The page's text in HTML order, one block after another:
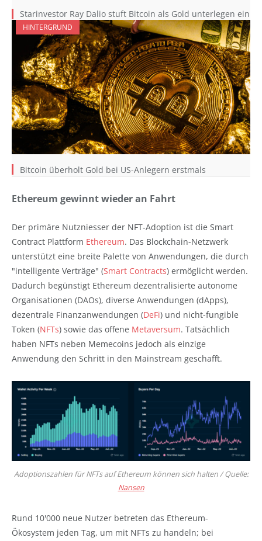
Starinvestor Ray Dalio stuft Bitcoin als Gold unterlegen ein
HINTERGRUND
Bitcoin überholt Gold bei US-Anlegern erstmals
Ethereum gewinnt wieder an Fahrt
Der primäre Nutzniesser der NFT-Adoption ist die Smart
Contract Plattform Ethereum. Das Blockchain-Netzwerk
unterstützt eine breite Palette von Anwendungen, die durch
"intelligente Verträge" (Smart Contracts) ermöglicht werden.
Dadurch begünstigt Ethereum dezentralisierte autonome
Organisationen (DAOs), diverse Anwendungen (dApps),
dezentrale Finanzanwendungen (DeFi) und nicht-fungible
Token (NFTs) sowie das offene Metaversum. Tatsächlich
haben NFTs neben Memecoins jedoch als einzige
Anwendung den Schritt in den Mainstream geschafft.
Adoptionszahlen für NFTs auf Ethereum können sich halten / Quelle:
Nansen
Rund 10'000 neue Nutzer betreten das Ethereum-
Ökosystem jeden Tag, um mit NFTs zu handeln; bei